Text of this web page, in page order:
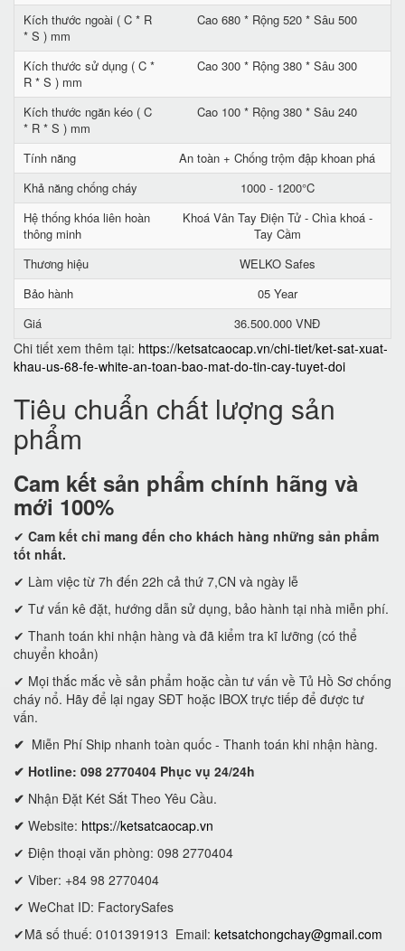
Kích thước ngoài ( C * R
* S ) mm
Cao 680 * Rộng 520 * Sâu 500
Kích thước sử dụng ( C *
R * S ) mm
Cao 300 * Rộng 380 * Sâu 300
Kích thước ngăn kéo ( C
* R * S ) mm
Cao 100 * Rộng 380 * Sâu 240
Tính năng
An toàn + Chống trộm đập khoan phá
Khả năng chống cháy
1000 - 1200°C
Hệ thống khóa liên hoàn
thông minh
Khoá Vân Tay Điện Tử - Chìa khoá -
Tay Cầm
Thương hiệu
WELKO Safes
Bảo hành
05 Year
Giá
36.500.000 VNĐ
Chi tiết xem thêm tại: https://ketsatcaocap.vn/chi-tiet/ket-sat-xuat-
khau-us-68-fe-white-an-toan-bao-mat-do-tin-cay-tuyet-doi
Tiêu chuẩn chất lượng sản
phẩm
Cam kết sản phẩm chính hãng và
mới 100%
✔ Cam kết chỉ mang đến cho khách hàng những sản phẩm
tốt nhất.
✔ Làm việc từ 7h đến 22h cả thứ 7,CN và ngày lễ
✔ Tư vấn kê đặt, hướng dẫn sử dụng, bảo hành tại nhà miễn phí.
✔ Thanh toán khi nhận hàng và đã kiểm tra kĩ lưỡng (có thể
chuyển khoản)
✔ Mọi thắc mắc về sản phẩm hoặc cần tư vấn về Tủ Hồ Sơ chống
cháy nổ. Hãy để lại ngay SĐT hoặc IBOX trực tiếp để được tư
vấn.
✔ Miễn Phí Ship nhanh toàn quốc - Thanh toán khi nhận hàng.
✔ Hotline: 098 2770404 Phục vụ 24/24h
✔ Nhận Đặt Két Sắt Theo Yêu Cầu.
✔ Website: https://ketsatcaocap.vn
✔ Điện thoại văn phòng: 098 2770404
✔ Viber: +84 98 2770404
✔ WeChat ID: FactorySafes
✔Mã số thuế: 0101391913 Email: ketsatchongchay@gmail.com